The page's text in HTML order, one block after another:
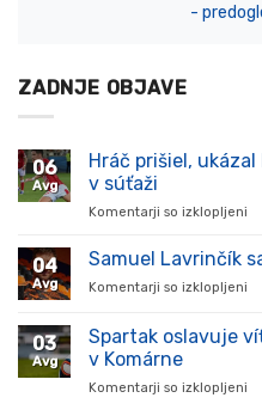
-
ZADNJE OBJAVE
06
Avg
Hráč prišiel,
v súťaži
Komentarji so izklopljeni
04
Avg
Samuel Lavrinčík
Komentarji so izklopljeni
03
Avg
Spartak oslavuje
v Komárne
Komentarji so izklopljeni